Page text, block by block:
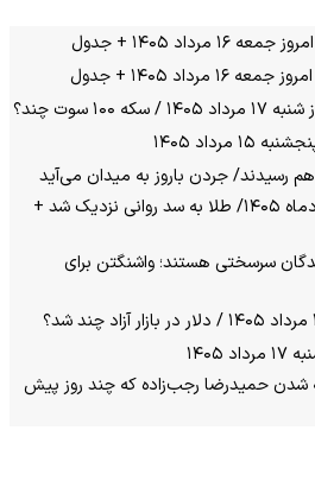
۱۴۰۵ + جدول
۱۴۰۵ + جدول
سوت چند؟
۱۴۰۵
هم رسیدند/ جردن باروز به میدان می‌آید
قیمت طلا امروز ۱۵ مردادماه ۱۴۰۵/ طلا به سد روانی نزدیک شد +
سرسختی هستند؛ واشنگتن برای
شدن حمیدرضا رجب‌زاده که چند روز پیش